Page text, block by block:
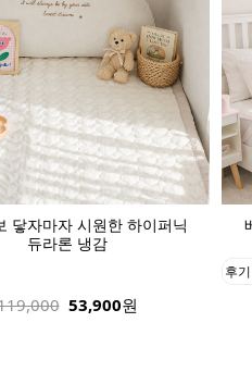
닿자마자 시원한 하이퍼닉
듀라론 냉감
75,900원
후